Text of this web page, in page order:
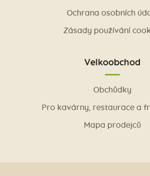
Ochrana osobních
Zásady používání
Velkoobchod
Obchůdky
Pro kavárny, restaurace a
Mapa prodejců